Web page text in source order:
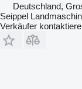
Deutschland,
Seippel
Verkäufer